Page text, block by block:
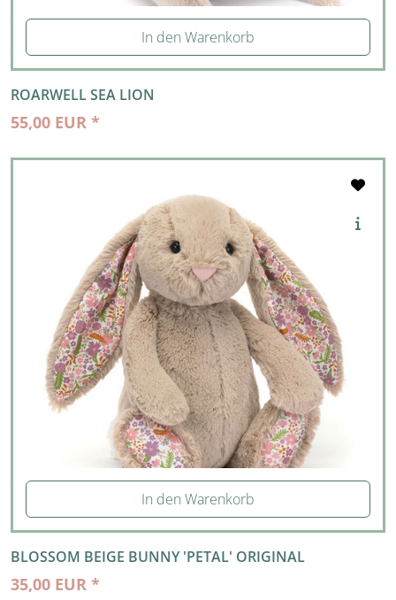
In den Warenkorb
ROARWELL SEA LION
55,00 EUR *
In den Warenkorb
BLOSSOM BEIGE BUNNY 'PETAL' ORIGINAL
35,00 EUR *